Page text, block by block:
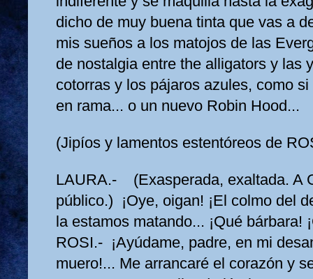
dicho de muy buena tinta que vas a
mis sueños a los matojos de las
de nostalgia entre the alligators y las
cotorras y los pájaros azules, como
en rama... o un nuevo Robin Hood...
(Jipíos y lamentos estentóreos de
LAURA.- (Exasperada, exaltada. A
público.) ¡Oye, oigan! ¡El colmo del
la estamos matando... ¡Qué bárbara!
ROSI.- ¡Ayúdame, padre, en mi
muero!... Me arrancaré el corazón y